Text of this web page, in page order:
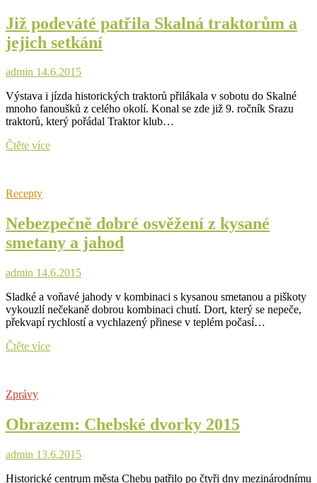
Již podeváté patřila Skalná traktorům a
jejich setkání
admin 14.6.2015
Výstava i jízda historických traktorů přilákala v sobotu do Skalné
mnoho fanoušků z celého okolí. Konal se zde již 9. ročník Srazu
traktorů, který pořádal Traktor klub…
Čtěte víceJiž
jejich
setkání
Recepty
Nebezpečně dobré osvěžení z kysané
smetany a jahod
admin 14.6.2015
Sladké a voňavé jahody v kombinaci s kysanou smetanou a piškoty
vykouzlí nečekaně dobrou kombinaci chutí. Dort, který se nepeče,
překvapí rychlostí a vychlazený přinese v teplém počasí…
Čtěte víceNebezpečně
a
jahod
Zprávy
Obrazem: Chebské dvorky 2015
admin 13.6.2015
Historické centrum města Chebu patřilo po čtyři dny mezinárodnímu